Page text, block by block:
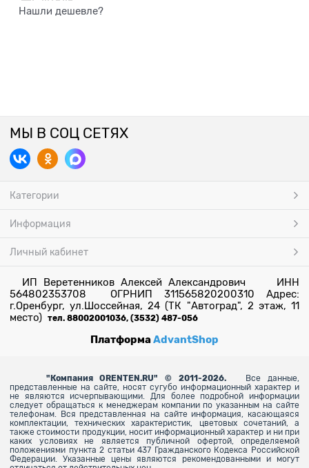
Нашли дешевле?
МЫ В СОЦ СЕТЯХ
Категории
Информация
Личный кабинет
ИП Веретенников Алексей Александрович ИНН
564802353708 ОГРНИП 311565820200310 Адрес:
г.Оренбург, ул.Шоссейная, 24 (ТК "Автоград", 2 этаж, 11
место) тел. 88002001036, (3532) 487-056
ПлатформаAdvantShop
" Компания ORENTEN.RU" © 2011-2026.
Все данные,
представленные на сайте, носят сугубо информационный характер и
не являются исчерпывающими. Для более подробной информации
следует обращаться к менеджерам компании по указанным на сайте
телефонам. Вся представленная на сайте информация, касающаяся
комплектации, технических характеристик, цветовых сочетаний, а
также стоимости продукции, носит информационный характер и ни при
каких условиях не является публичной офертой, определяемой
положениями пункта 2 статьи 437 Гражданского Кодекса Российской
Федерации. Указанные цены являются рекомендованными и могут